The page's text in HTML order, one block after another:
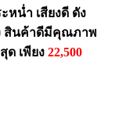
หน่ำ เสียงดี ดัง
สินค้าดีมีคุณภาพ
ด เพียง 22,500